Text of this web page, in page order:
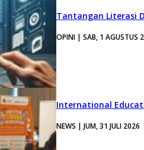
Tantangan Literasi
OPINI | SAB, 1 AGUSTUS
International
NEWS | JUM, 31 JULI 2026